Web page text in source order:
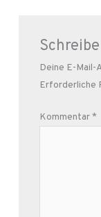
Deine E-
Erforderliche
Kommentar*